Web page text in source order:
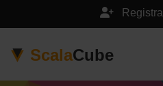
ScalaCube